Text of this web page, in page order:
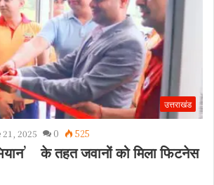
उत्तराखंड
21, 2025 0 525
के तहत जवानों को मिला फिटनेस